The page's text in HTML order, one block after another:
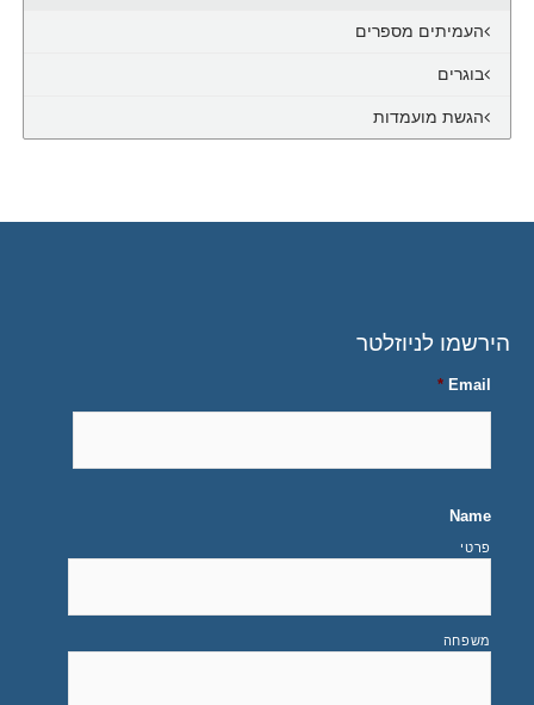
העמיתים מספרים
בוגרים
הגשת מועמדות
הירשמו לניוזלטר
Email
*
Name
פרטי
משפחה